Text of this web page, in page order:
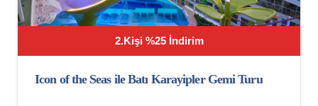
2.Kişi %25 İndirim
Icon of the Seas ile Batı Karayipler Gemi Turu